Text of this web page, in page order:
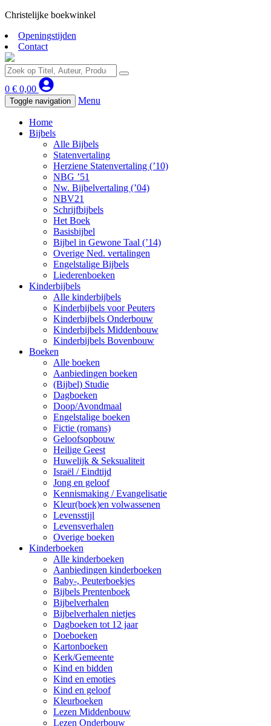
Christelijke boekwinkel
Openingstijden
Contact
0 € 0,00
Toggle navigation Menu
Home
Bijbels
Alle Bijbels
Statenvertaling
Herziene Statenvertaling (’10)
NBG ’51
Nw. Bijbelvertaling (’04)
NBV21
Schrijfbijbels
Het Boek
Basisbijbel
Bijbel in Gewone Taal (’14)
Overige Ned. vertalingen
Engelstalige Bijbels
Liederenboeken
Kinderbijbels
Alle kinderbijbels
Kinderbijbels voor Peuters
Kinderbijbels Onderbouw
Kinderbijbels Middenbouw
Kinderbijbels Bovenbouw
Boeken
Alle boeken
Aanbiedingen boeken
(Bijbel) Studie
Dagboeken
Doop/Avondmaal
Engelstalige boeken
Fictie (romans)
Geloofsopbouw
Heilige Geest
Huwelijk & Seksualiteit
Israël / Eindtijd
Jong en geloof
Kennismaking / Evangelisatie
Kleur(boek)en volwassenen
Levensstijl
Levensverhalen
Overige boeken
Kinderboeken
Alle kinderboeken
Aanbiedingen kinderboeken
Baby-, Peuterboekjes
Bijbels Prentenboek
Bijbelverhalen
Bijbelverhalen nietjes
Dagboeken tot 12 jaar
Doeboeken
Kartonboeken
Kerk/Gemeente
Kind en bidden
Kind en emoties
Kind en geloof
Kleurboeken
Lezen Middenbouw
Lezen Onderbouw